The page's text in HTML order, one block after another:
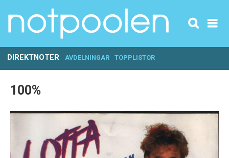
DIREKTNOTER AVDELNINGAR TOPPLISTOR
100%